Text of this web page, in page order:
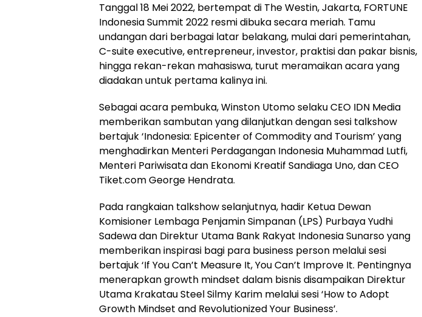
Tanggal 18 Mei 2022, bertempat di The Westin, Jakarta, FORTUNE
Indonesia Summit 2022 resmi dibuka secara meriah. Tamu
undangan dari berbagai latar belakang, mulai dari pemerintahan,
C-suite executive, entrepreneur, investor, praktisi dan pakar bisnis,
hingga rekan-rekan mahasiswa, turut meramaikan acara yang
diadakan untuk pertama kalinya ini.
Sebagai acara pembuka, Winston Utomo selaku CEO IDN Media
memberikan sambutan yang dilanjutkan dengan sesi talkshow
bertajuk ‘Indonesia: Epicenter of Commodity and Tourism’ yang
menghadirkan Menteri Perdagangan Indonesia Muhammad Lutfi,
Menteri Pariwisata dan Ekonomi Kreatif Sandiaga Uno, dan CEO
Tiket.com George Hendrata.
Pada rangkaian talkshow selanjutnya, hadir Ketua Dewan
Komisioner Lembaga Penjamin Simpanan (LPS) Purbaya Yudhi
Sadewa dan Direktur Utama Bank Rakyat Indonesia Sunarso yang
memberikan inspirasi bagi para business person melalui sesi
bertajuk ‘If You Can’t Measure It, You Can’t Improve It. Pentingnya
menerapkan growth mindset dalam bisnis disampaikan Direktur
Utama Krakatau Steel Silmy Karim melalui sesi ‘How to Adopt
Growth Mindset and Revolutionized Your Business’.